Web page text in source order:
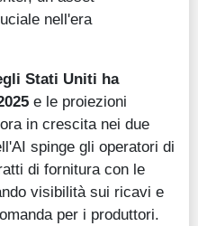
nell'era
Stati Uniti ha
e le proiezioni
in crescita nei due
spinge gli operatori di
di fornitura con le
visibilità sui ricavi e
per i produttori.